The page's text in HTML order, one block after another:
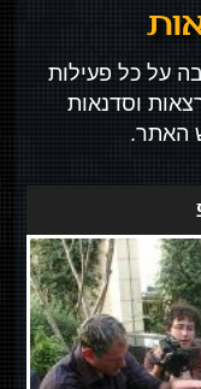
על כל פעילות
וסדנאות
האתר.